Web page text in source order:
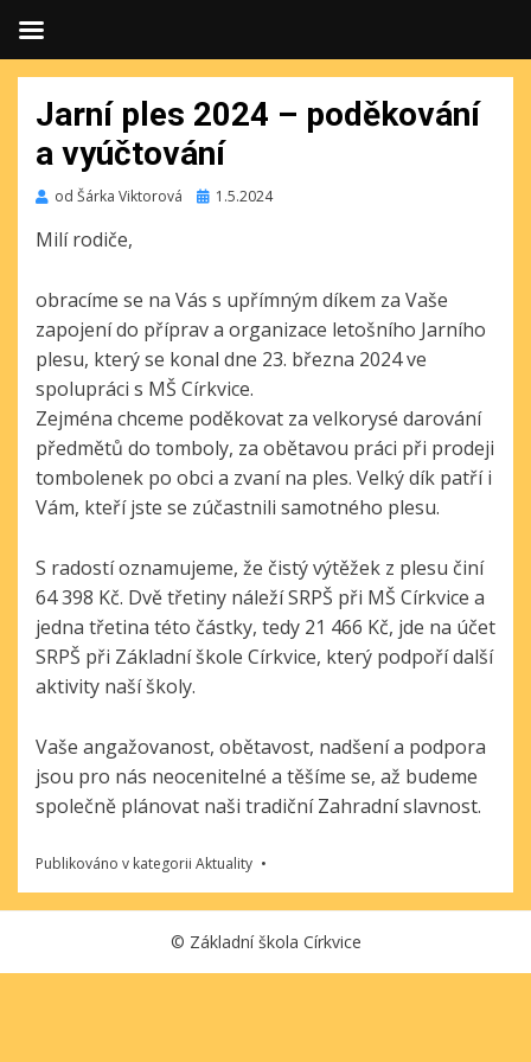
Jarní ples 2024 – poděkování
a vyúčtování
od Šárka Viktorová Publikováno
1.5.2024
Milí rodiče,
obracíme se na Vás s upřímným díkem za Vaše
zapojení do příprav a organizace letošního Jarního
plesu, který se konal dne 23. března 2024 ve
spolupráci s MŠ Církvice.
Zejména chceme poděkovat za velkorysé darování
předmětů do tomboly, za obětavou práci při prodeji
tombolenek po obci a zvaní na ples. Velký dík patří i
Vám, kteří jste se zúčastnili samotného plesu.
S radostí oznamujeme, že čistý výtěžek z plesu činí
64 398 Kč. Dvě třetiny náleží SRPŠ při MŠ Církvice a
jedna třetina této částky, tedy 21 466 Kč, jde na účet
SRPŠ při Základní škole Církvice, který podpoří další
aktivity naší školy.
Vaše angažovanost, obětavost, nadšení a podpora
jsou pro nás neocenitelné a těšíme se, až budeme
společně plánovat naši tradiční Zahradní slavnost.
Publikováno v kategorii Aktuality
© Základní škola Církvice